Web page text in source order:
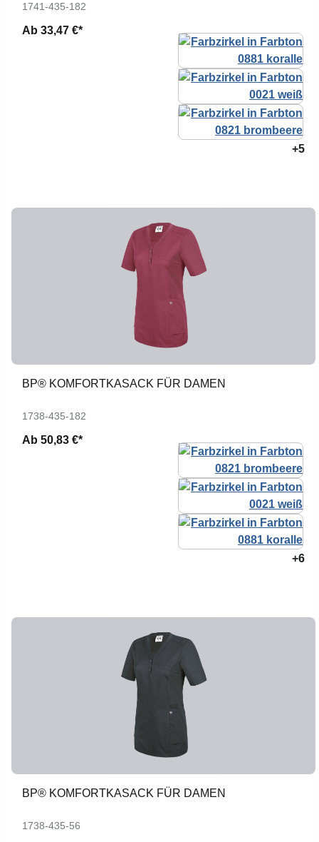
1741-435-182
Ab 33,47 €*
+5
BP® KOMFORTKASACK FÜR DAMEN
1738-435-182
Ab 50,83 €*
+6
BP® KOMFORTKASACK FÜR DAMEN
1738-435-56